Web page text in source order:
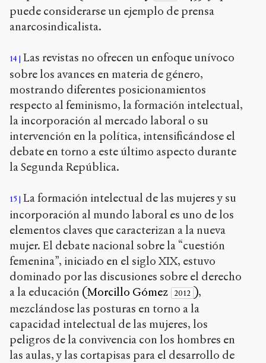
puede considerarse un ejemplo de prensa
anarcosindicalista.
14
Las revistas no ofrecen un enfoque unívoco
sobre los avances en materia de género,
mostrando diferentes posicionamientos
respecto al feminismo, la formación intelectual,
la incorporación al mercado laboral o su
intervención en la política, intensificándose el
debate en torno a este último aspecto durante
la Segunda República.
15 La formación intelectual de las mujeres y su
incorporación al mundo laboral es uno de los
elementos claves que caracterizan a la nueva
mujer. El debate nacional sobre la “cuestión
femenina”, iniciado en el siglo XIX, estuvo
dominado por las discusiones sobre el derecho
a la educación (Morcillo Gómez 2012 ),
mezclándose las posturas en torno a la
capacidad intelectual de las mujeres, los
peligros de la convivencia con los hombres en
las aulas, y las cortapisas para el desarrollo de